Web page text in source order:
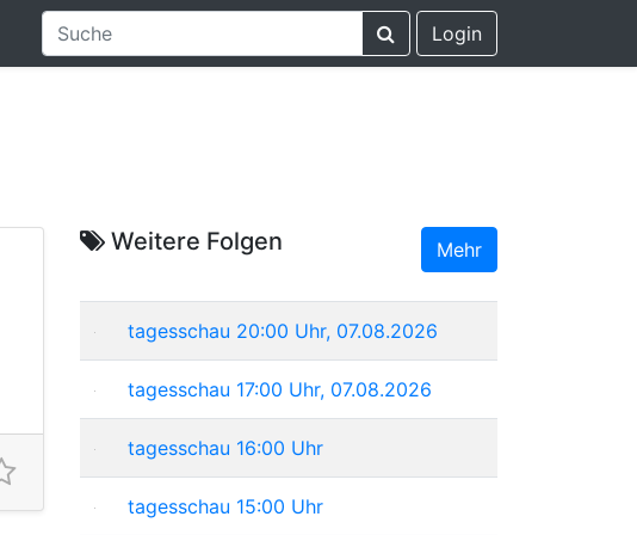
Login
Weitere Folgen Mehr
tagesschau 20:00 Uhr, 07.08.2026
tagesschau 17:00 Uhr, 07.08.2026
tagesschau 16:00 Uhr
tagesschau 15:00 Uhr